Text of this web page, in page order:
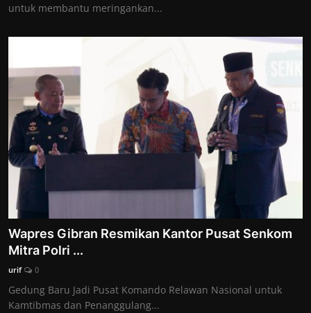
untuk membantu meringankan...
Wapres Gibran Resmikan Kantor Pusat Senkom
Mitra Polri ...
urif 0
Gedung Baru Jadi Pusat Komando Relawan Nasional untuk
Kamtibmas dan Penanggulang...